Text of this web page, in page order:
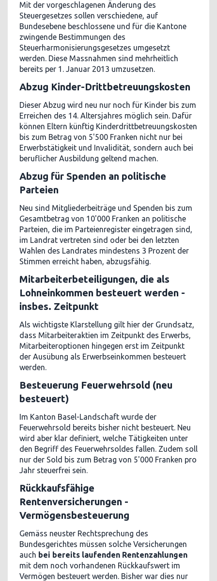
Mit der vorgeschlagenen Änderung des
Steuergesetzes sollen verschiedene, auf
Bundesebene beschlossene und für die Kantone
zwingende Bestimmungen des
Steuerharmonisierungsgesetzes umgesetzt
werden. Diese Massnahmen sind mehrheitlich
bereits per 1. Januar 2013 umzusetzen.
Abzug Kinder-Drittbetreuungskosten
Dieser Abzug wird neu nur noch für Kinder bis zum
Erreichen des 14. Altersjahres möglich sein. Dafür
können Eltern künftig Kinderdrittbetreuungskosten
bis zum Betrag von 5'500 Franken nicht nur bei
Erwerbstätigkeit und Invalidität, sondern auch bei
beruflicher Ausbildung geltend machen.
Abzug für Spenden an politische
Parteien
Neu sind Mitgliederbeiträge und Spenden bis zum
Gesamtbetrag von 10'000 Franken an politische
Parteien, die im Parteienregister eingetragen sind,
im Landrat vertreten sind oder bei den letzten
Wahlen des Landrates mindestens 3 Prozent der
Stimmen erreicht haben, abzugsfähig.
Mitarbeiterbeteiligungen, die als
Lohneinkommen besteuert werden -
insbes. Zeitpunkt
Als wichtigste Klarstellung gilt hier der Grundsatz,
dass Mitarbeiteraktien im Zeitpunkt des Erwerbs,
Mitarbeiteroptionen hingegen erst im Zeitpunkt
der Ausübung als Erwerbseinkommen besteuert
werden.
Besteuerung Feuerwehrsold (neu
besteuert)
Im Kanton Basel-Landschaft wurde der
Feuerwehrsold bereits bisher nicht besteuert. Neu
wird aber klar definiert, welche Tätigkeiten unter
den Begriff des Feuerwehrsoldes fallen. Zudem soll
nur der Sold bis zum Betrag von 5'000 Franken pro
Jahr steuerfrei sein.
Rückkaufsfähige
Rentenversicherungen -
Vermögensbesteuerung
Gemäss neuster Rechtsprechung des
Bundesgerichtes müssen solche Versicherungen
auch bei bereits laufenden Rentenzahlungen
mit dem noch vorhandenen Rückkaufswert im
Vermögen besteuert werden. Bisher war dies nur